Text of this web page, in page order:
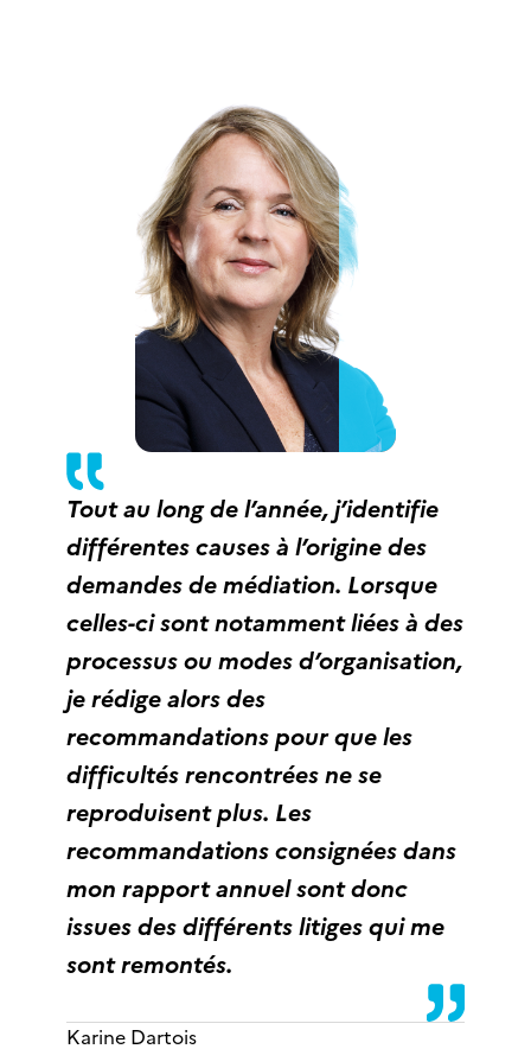
Tout au long de l’année, j’identifie
différentes causes à l’origine des
demandes de médiation. Lorsque
celles-ci sont notamment liées à des
processus ou modes d’organisation,
je rédige alors des
recommandations pour que les
difficultés rencontrées ne se
reproduisent plus. Les
recommandations consignées dans
mon rapport annuel sont donc
issues des différents litiges qui me
sont remontés.
Karine Dartois